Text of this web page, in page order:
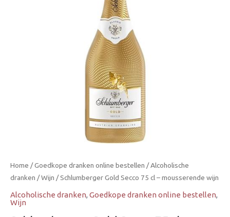
Home /Goedkope dranken online bestellen /Alcoholische
dranken /Wijn / Schlumberger Gold Secco 75 cl – mousserende wijn
Alcoholische dranken, Goedkope dranken online bestellen,
Wijn